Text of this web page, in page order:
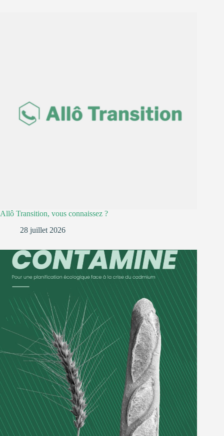
Allô Transition, vous connaissez ?
28 juillet 2026